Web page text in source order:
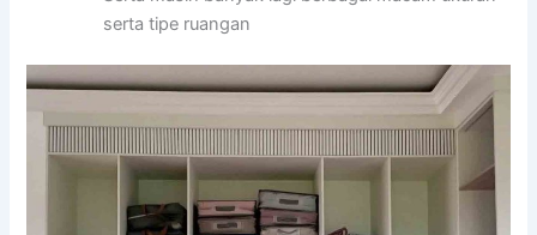
serta tipe ruangan